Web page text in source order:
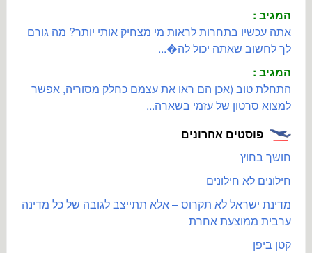
המגיב :
אתה עכשיו בתחרות לראות מי מצחיק אותי יותר? מה גורם
לך לחשוב שאתה יכול לה�...
המגיב :
התחלת טוב (אכן הם ראו את עצמם כחלק מסוריה, אפשר
למצוא סרטון של עזמי בשארה...
פוסטים אחרונים
חושך בחוץ
חילונים לא חילונים
מדינת ישראל לא תקרוס – אלא תתייצב לגובה של כל מדינה
ערבית ממוצעת אחרת
קטן ביפן